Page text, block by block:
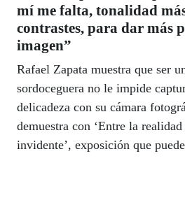
mí me falta, tonalidad
contrastes, para dar más
imagen”
Rafael Zapata muestra que ser
sordoceguera no le impide
delicadeza con su cámara
demuestra con ‘Entre la
invidente’, exposición que